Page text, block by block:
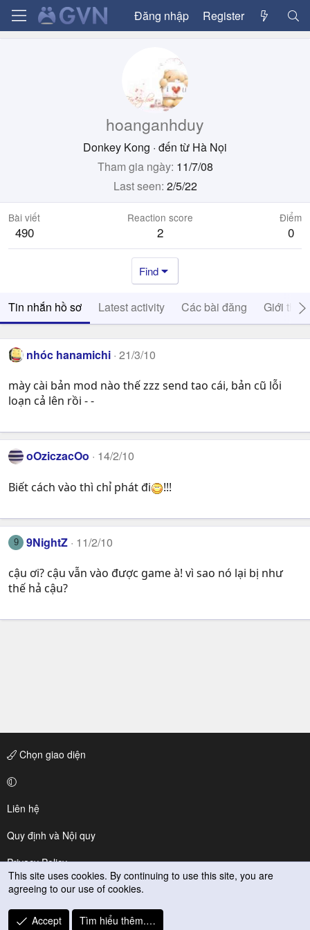
Đăng nhập Register
hoanganhduy
Donkey Kong · đến từ Hà Nọi
Tham gia ngày 11/7/08
Last seen 2/5/22
Bài viết
490
Reaction score
2
Điểm
0
Find
Tin nhắn hồ sơ Latest activity Các bài đăng Giới thiệu
nhóc hanamichi 21/3/10
mày cài bản mod nào thế zzz send tao cái, bản cũ lỗi
loạn cả lên rồi - -
oOziczacOo 14/2/10
Biết cách vào thì chỉ phát đi !!!
9 9NightZ 11/2/10
cậu ơi? cậu vẫn vào được game à! vì sao nó lại bị như
thế hả cậu?
Chọn giao diện
Liên hệ
Quy định và Nội quy
Privacy Policy
Trợ giúp
R
This site uses cookies. By continuing to use this site, you are
agreeing to our use of cookies.
Accept Tìm hiểu thêm.…